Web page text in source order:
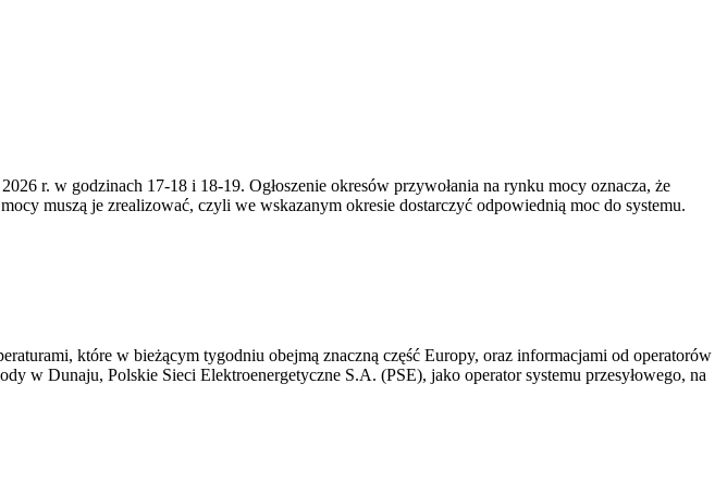
r. w godzinach 17-18 i 18-19. Ogłoszenie okresów przywołania na rynku mocy oznacza, że
muszą je zrealizować, czyli we wskazanym okresie dostarczyć odpowiednią moc do systemu.
które w bieżącym tygodniu obejmą znaczną część Europy, oraz informacjami od operatorów
w Dunaju, Polskie Sieci Elektroenergetyczne S.A. (PSE), jako operator systemu przesyłowego, na